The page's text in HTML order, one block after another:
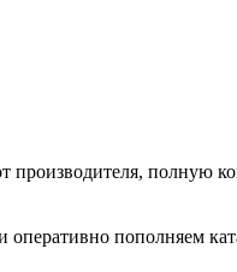
полную
пополняем